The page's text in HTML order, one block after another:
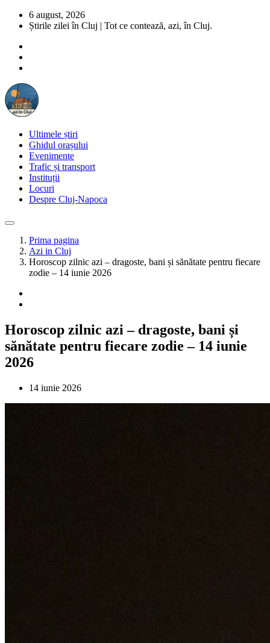
6 august, 2026
Știrile zilei în Cluj | Tot ce contează, azi, în Cluj.
Ultimele știri
Ghidul orașului
Evenimente
Trafic și transport
Instituții
Locuri
Despre Cluj-Napoca
Prima pagina
Azi in Cluj
Horoscop zilnic azi – dragoste, bani și sănătate pentru fiecare
zodie – 14 iunie 2026
Horoscop zilnic azi – dragoste, bani și
sănătate pentru fiecare zodie – 14 iunie
2026
14 iunie 2026